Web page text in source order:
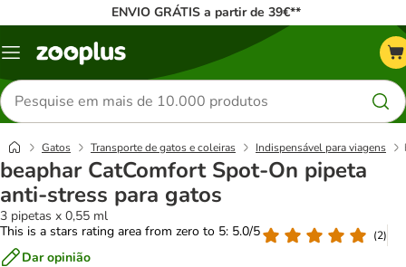
ENVIO GRÁTIS a partir de 39€**
Menu
Pesquisar
produtos
Gatos Transporte de gatos e coleiras Indispensável para viagens
beaphar CatComfort Spot-On pipeta
anti-stress para gatos
3 pipetas x 0,55 ml
This is a stars rating area from zero to 5: 5.0/5
(2)
Dar opinião